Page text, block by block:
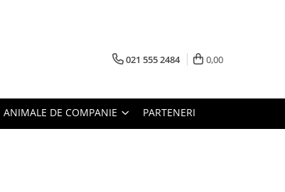
021 555 2484 0,00
ANIMALE DE COMPANIE PARTENERI